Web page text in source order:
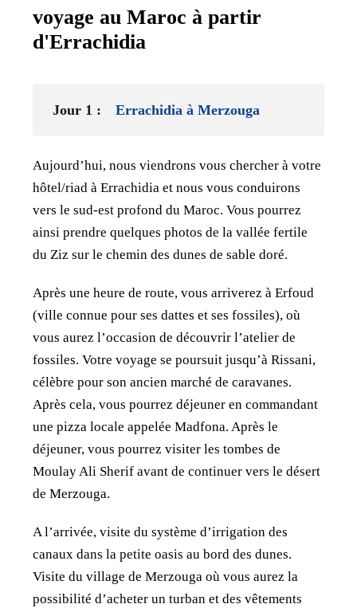
voyage au Maroc à partir
d'Errachidia
Jour 1 : Errachidia à Merzouga
Aujourd’hui, nous viendrons vous chercher à votre
hôtel/riad à Errachidia et nous vous conduirons
vers le sud-est profond du Maroc. Vous pourrez
ainsi prendre quelques photos de la vallée fertile
du Ziz sur le chemin des dunes de sable doré.
Après une heure de route, vous arriverez à Erfoud
(ville connue pour ses dattes et ses fossiles), où
vous aurez l’occasion de découvrir l’atelier de
fossiles. Votre voyage se poursuit jusqu’à Rissani,
célèbre pour son ancien marché de caravanes.
Après cela, vous pourrez déjeuner en commandant
une pizza locale appelée Madfona. Après le
déjeuner, vous pourrez visiter les tombes de
Moulay Ali Sherif avant de continuer vers le désert
de Merzouga.
A l’arrivée, visite du système d’irrigation des
canaux dans la petite oasis au bord des dunes.
Visite du village de Merzouga où vous aurez la
possibilité d’acheter un turban et des vêtements